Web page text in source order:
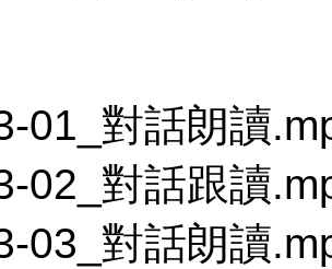
01_對話朗讀
02_對話跟讀
03_對話朗讀